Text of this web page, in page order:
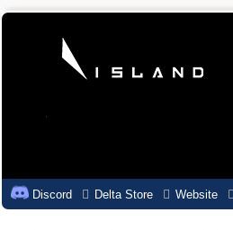
Discord Delta Store Website